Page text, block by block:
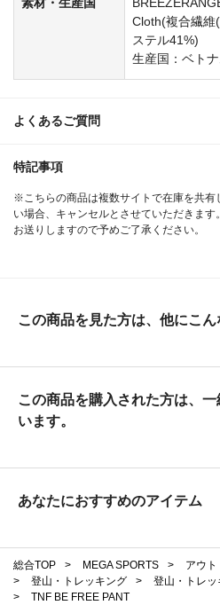
Cloth(複合繊維
ステル41%)
生産国：ベトナ
よくあるご質問
特記事項
※こちらの商品は複数サイトで在庫を共有
い場合、キャンセルとさせていただきま
お送りしますので予めご了承ください。
この商品を見た方は、他にこ
この商品を購入された方は、
います。
あなたにおすすめのアイテム
総合TOP > MEGA SPORTS >
アウ
>
登山・トレッキング > 登山・トレ
>
TNF BE FREE PANT